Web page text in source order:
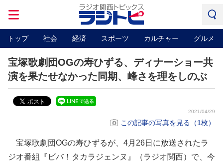
トップ 社会 経済 スポーツ カルチャー グルメ
宝塚歌劇団OGの寿ひずる、ディナーショー共
演を果たせなかった同期、峰さを理をしのぶ
2021/04/29
この記事の写真を見る（1枚）
宝塚歌劇団OGの寿ひずるが、4月26日に放送されたラ
ジオ番組『ビバ！タカラジェンヌ』（ラジオ関西）で、今